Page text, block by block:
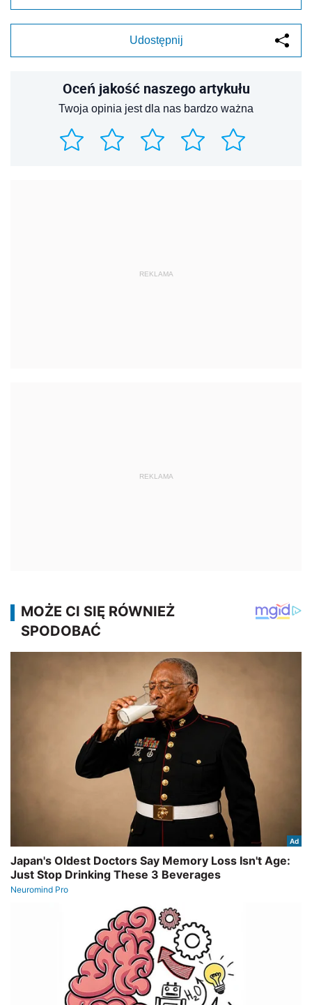
Udostępnij
Oceń jakość naszego artykułu
Twoja opinia jest dla nas bardzo ważna
REKLAMA
REKLAMA